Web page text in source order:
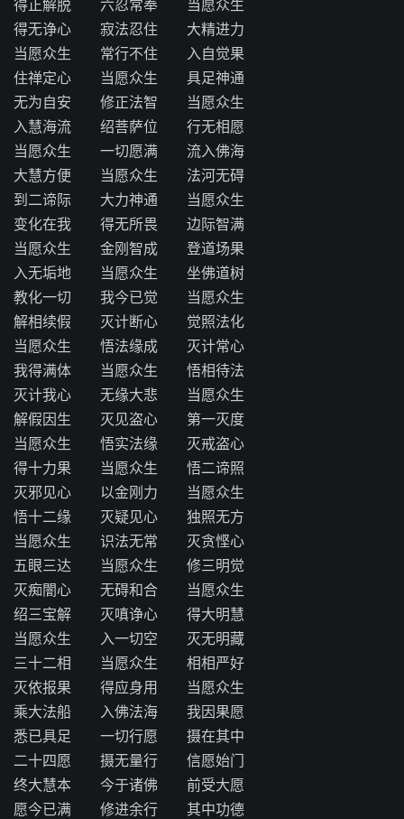
得正解脱 六忍常奉 当愿众生
得无诤心 寂法忍住 大精进力
当愿众生 常行不住 入自觉果
住禅定心 当愿众生 具足神通
无为自安 修正法智 当愿众生
入慧海流 绍菩萨位 行无相愿
当愿众生 一切愿满 流入佛海
大慧方便 当愿众生 法河无碍
到二谛际 大力神通 当愿众生
变化在我 得无所畏 边际智满
当愿众生 金刚智成 登道场果
入无垢地 当愿众生 坐佛道树
教化一切 我今已觉 当愿众生
解相续假 灭计断心 觉照法化
当愿众生 悟法缘成 灭计常心
我得满体 当愿众生 悟相待法
灭计我心 无缘大悲 当愿众生
解假因生 灭见盗心 第一灭度
当愿众生 悟实法缘 灭戒盗心
得十力果 当愿众生 悟二谛照
灭邪见心 以金刚力 当愿众生
悟十二缘 灭疑见心 独照无方
当愿众生 识法无常 灭贪悭心
五眼三达 当愿众生 修三明觉
灭痴闇心 无碍和合 当愿众生
绍三宝解 灭嗔诤心 得大明慧
当愿众生 入一切空 灭无明藏
三十二相 当愿众生 相相严好
灭依报果 得应身用 当愿众生
乘大法船 入佛法海 我因果愿
悉已具足 一切行愿 摄在其中
二十四愿 摄无量行 信愿始门
终大慧本 今于诸佛 前受大愿
愿今已满 修进余行 其中功德